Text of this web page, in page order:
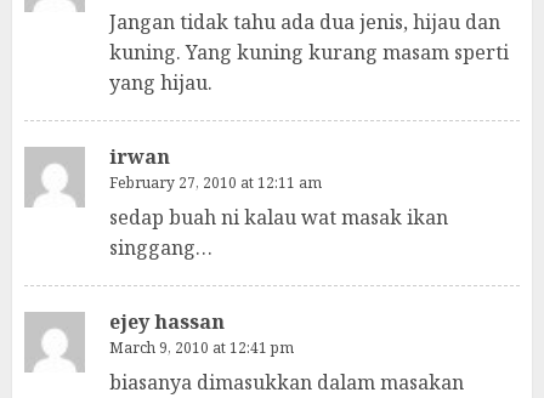
Jangan tidak tahu ada dua jenis, hijau dan
kuning. Yang kuning kurang masam sperti
yang hijau.
irwan
February 27, 2010 at 12:11 am
sedap buah ni kalau wat masak ikan
singgang…
ejey hassan
March 9, 2010 at 12:41 pm
biasanya dimasukkan dalam masakan